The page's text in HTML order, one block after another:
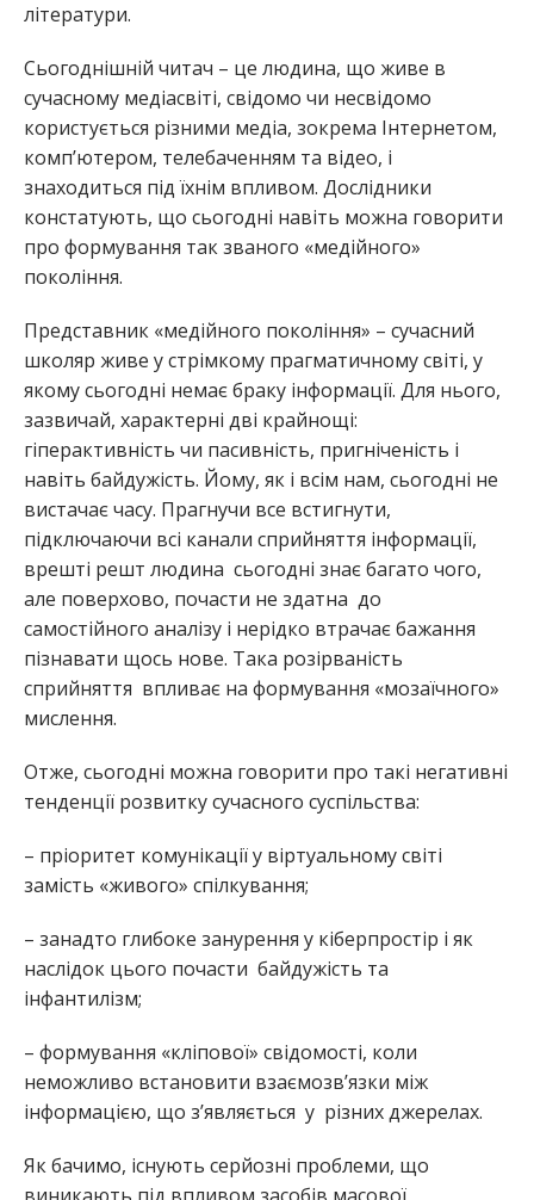
літератури.
Сьогоднішній читач – це людина, що живе в
сучасному медіасвіті, свідомо чи несвідомо
користується різними медіа, зокрема Інтернетом,
комп’ютером, телебаченням та відео, і
знаходиться під їхнім впливом. Дослідники
констатують, що сьогодні навіть можна говорити
про формування так званого «медійного»
покоління.
Представник «медійного покоління» – сучасний
школяр живе у стрімкому прагматичному світі, у
якому сьогодні немає браку інформації. Для нього,
зазвичай, характерні дві крайнощі:
гіперактивність чи пасивність, пригніченість і
навіть байдужість. Йому, як і всім нам, сьогодні не
вистачає часу. Прагнучи все встигнути,
підключаючи всі канали сприйняття інформації,
врешті решт людина сьогодні знає багато чого,
але поверхово, почасти не здатна до
самостійного аналізу і нерідко втрачає бажання
пізнавати щось нове. Така розірваність
сприйняття впливає на формування «мозаїчного»
мислення.
Отже, сьогодні можна говорити про такі негативні
тенденції розвитку сучасного суспільства:
– пріоритет комунікації у віртуальному світі
замість «живого» спілкування;
– занадто глибоке занурення у кіберпростір і як
наслідок цього почасти байдужість та
інфантилізм;
– формування «кліпової» свідомості, коли
неможливо встановити взаємозв’язки між
інформацією, що з’являється у різних джерелах.
Як бачимо, існують серйозні проблеми, що